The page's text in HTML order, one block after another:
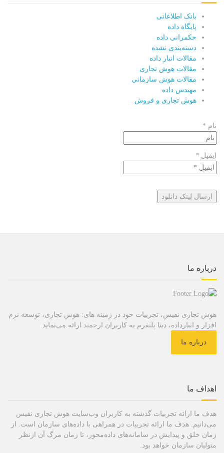
بانک اطلاعاتی
پایگاه داده
حکمرانی داده
دسته‌بندی نشده
مقالات انبار داده
مقالات هوش تجاری
مقالات هوش سازمانی
مهندس داده
هوش تجاری و فروش
نام *
ایمیل *
درباره ما
هوش تجاری نفیس، تجربیات خود در زمینه های: هوش تجاری، توسعه نرم
افزار و انبارداده، دیتا پلتفرم به کاربران ارجمند ارائه می‌نماید.
درباره ما
اهداف ما
هدف ما ارائه تجربیات گذشته به کاربران وب‌سایت هوش تجاری نفیس
می‌دانیم. هدف ما ارائه تجربیات در همراهی با داده‌های سازمان است. از
زمان خلق و پیدایش در سامانه‌های داده‌محور، تا زمان مرگ آن ازنظر
متولیان سازمان خواهد بود.